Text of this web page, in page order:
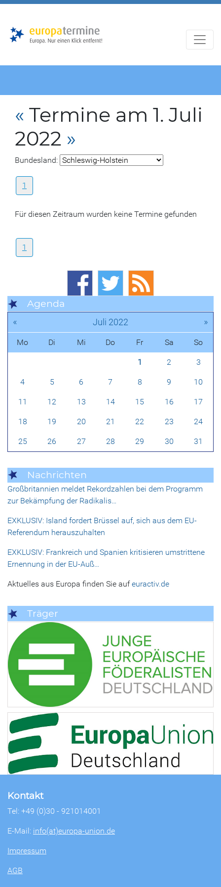
« Termine am 1. Juli
2022 »
Bundesland:
1
Für diesen Zeitraum wurden keine Termine gefunden
1
Agenda
« Juli 2022 »
Mo Di Mi Do Fr Sa So
1 2 3
4 5 6 7 8 9 10
11 12 13 14 15 16 17
18 19 20 21 22 23 24
25 26 27 28 29 30 31
Nachrichten
Großbritannien meldet Rekordzahlen bei dem Programm
zur Bekämpfung der Radikalis…
EXKLUSIV: Island fordert Brüssel auf, sich aus dem EU-
Referendum herauszuhalten
EXKLUSIV: Frankreich und Spanien kritisieren umstrittene
Ernennung in der EU-Auß…
Aktuelles aus Europa finden Sie aufeuractiv.de
Träger
Kontakt
Tel: +49 (0)30 - 921014001
E-Mail: info(at)europa-union.de
Impressum
AGB